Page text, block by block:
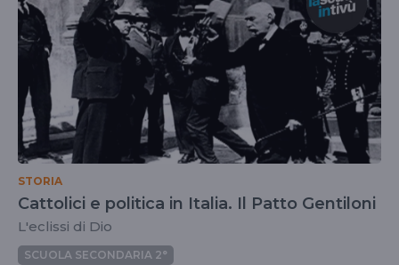
STORIA
Cattolici e politica in Italia. Il Patto Gentiloni
L'eclissi di Dio
SCUOLA SECONDARIA 2°